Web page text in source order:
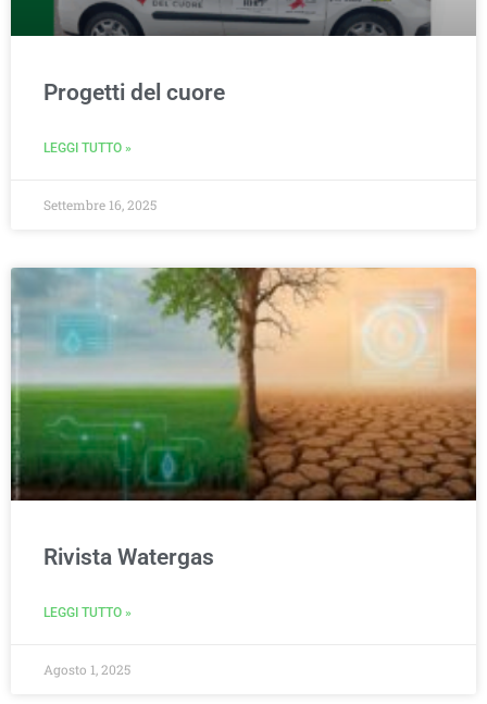
Progetti del cuore
LEGGI TUTTO »
Settembre 16, 2025
Rivista Watergas
LEGGI TUTTO »
Agosto 1, 2025